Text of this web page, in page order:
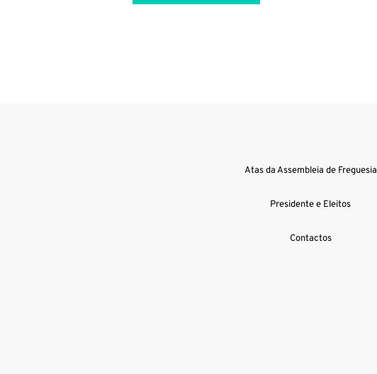
Atas da Assembleia de Freguesia
Presidente e Eleitos
Contactos